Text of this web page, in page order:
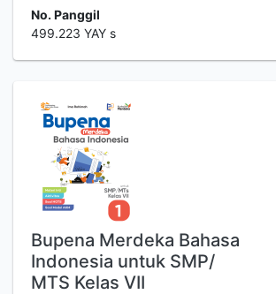
No. Panggil
499.223 YAY s
Bupena Merdeka Bahasa
Indonesia untuk SMP/
MTS Kelas VII